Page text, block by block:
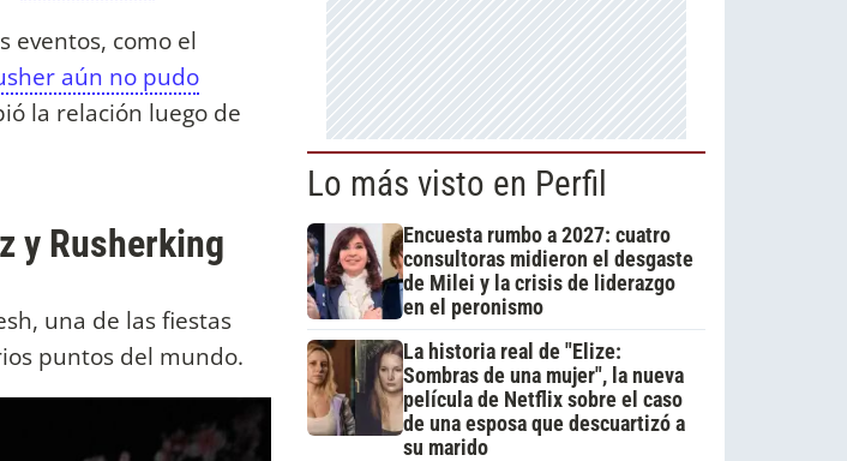
eventos, como el
aún no pudo
la relación luego de
y Rusherking
una de las fiestas
puntos del mundo.
Lo más visto en Perfil
Encuesta rumbo a 2027: cuatro
consultoras midieron el desgaste
de Milei y la crisis de liderazgo
en el peronismo
La historia real de "Elize:
Sombras de una mujer", la nueva
película de Netflix sobre el caso
de una esposa que descuartizó a
su marido